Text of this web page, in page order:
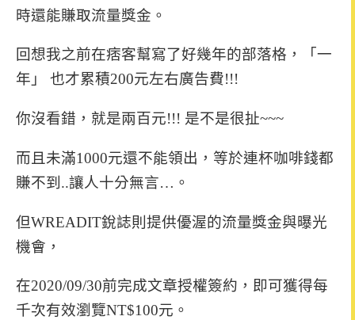
時還能賺取流量獎金。
回想我之前在痞客幫寫了好幾年的部落格，「一
年」 也才累積200元左右廣告費!!!
你沒看錯，就是兩百元!!! 是不是很扯~~~
而且未滿1000元還不能領出，等於連杯咖啡錢都
賺不到..讓人十分無言…。
但WREADIT銳誌則提供優渥的流量獎金與曝光
機會，
在2020/09/30前完成文章授權簽約，即可獲得每
千次有效瀏覽NT$100元。